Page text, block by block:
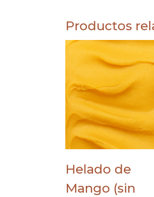
Productos
Helado de
Mango (sin